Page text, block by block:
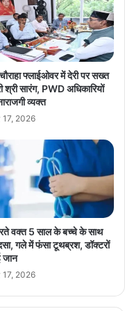
news
High Court
Legal Issue
mp news
news
फ्लाईओवर में देरी पर सख्त
श्री सारंग, PWD अधिकारियों
व्यक्त
2026
वक्त 5 साल के बच्चे के साथ
गले में फंसा टूथब्रश, डॉक्टरों
जान
2026